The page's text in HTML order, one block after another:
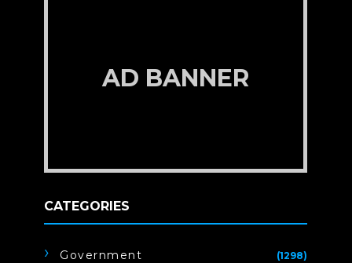
AD BANNER
CATEGORIES
Government (1298)